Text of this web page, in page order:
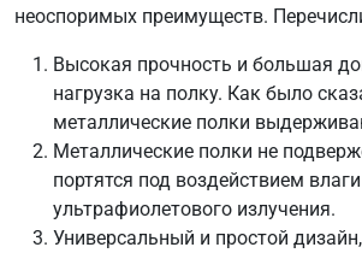
неоспоримых преимуществ.
Высокая прочность и большая
нагрузка на полку. Как было
металлические полки
Металлические полки не
портятся под воздействием
ультрафиолетового излучения.
Универсальный и простой